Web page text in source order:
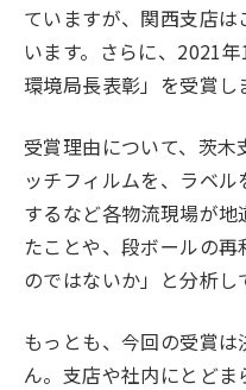
ていますが、関西支店
います。さらに、2021
環境局長表彰」を受賞し
受賞理由について、茨
ッチフィルムを、ラベ
するなど各物流現場が
たことや、段ボールの
のではないか」と分析し
もっとも、今回の受賞
ん。支店や社内にとど